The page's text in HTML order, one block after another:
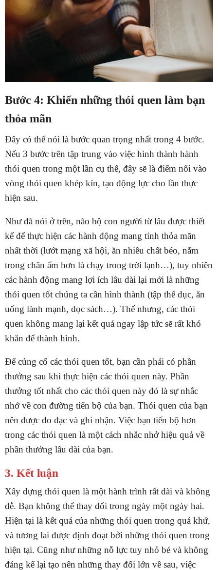
Bước 4: Khiến những thói quen làm bạn
thỏa mãn
Đây có thể nói là bước quan trọng nhất trong 4 bước.
Nếu 3 bước trên tập trung vào việc hình thành hành
thói quen trong một lần cụ thể, đây sẽ là điểm nối vào
vòng thói quen khép kín, tạo động lực cho lần thực
hiện sau.
Như đã nói ở trên, não bộ con người từ lâu được thiết
kế để thực hiện các hành động mang tính thỏa mãn
nhất thời (lướt mạng xã hội, ăn nhiều chất béo, nằm
trong chăn ấm hơn là chạy trong trời lạnh…), tuy nhiên
các hành động mang lợi ích lâu dài lại mới là những
thói quen tốt chúng ta cần hình thành (tập thể dục, ăn
uống lành mạnh, đọc sách…). Thế nhưng, các thói
quen không mang lại kết quả ngay lập tức sẽ rất khó
khăn để thành hình.
Để củng cố các thói quen tốt, bạn cần phải có phần
thưởng sau khi thực hiện các thói quen này. Phần
thưởng tốt nhất cho các thói quen này đó là sự nhắc
nhở về con đường tiến bộ của bạn. Thói quen của bạn
nên được đo đạc và ghi nhận. Việc bạn tiến bộ hơn
trong các thói quen là một cách nhắc nhở hiệu quả về
phần thưởng lâu dài của bạn.
3. Kết luận
Xây dựng thói quen là một hành trình rất dài và không
dễ. Bạn không thể thay đổi trong ngày một ngày hai.
Hiện tại là kết quả của những thói quen trong quá khứ,
và tương lai được định đoạt bởi những thói quen trong
hiện tại. Cũng như những nỗ lực tuy nhỏ bé và không
đáng kể lại tạo nên những thay đổi lớn về sau, việc